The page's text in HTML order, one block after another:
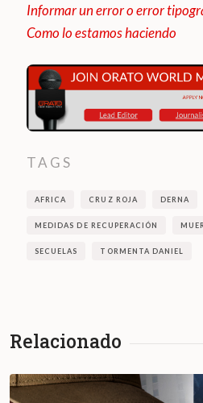
Informar un error o error
Como lo estamos haciendo
TAGS
AFRICA CRUZ ROJA DERNA
MEDIDAS DE RECUPERACIÓN
SECUELAS TORMENTA DANIEL
Relacionado